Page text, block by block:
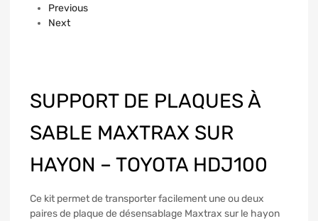
Previous
Next
SUPPORT DE PLAQUES À
SABLE MAXTRAX SUR
HAYON – TOYOTA HDJ100
Ce kit permet de transporter facilement une ou deux
paires de plaque de désensablage Maxtrax sur le hayon